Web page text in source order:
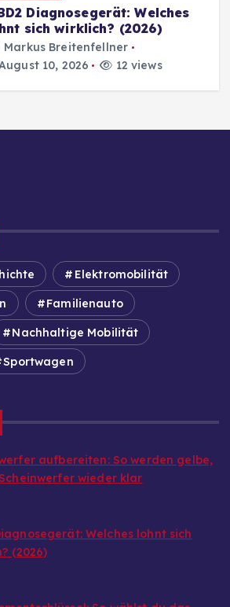
Diagnosegerät: Welches
sich wirklich? (2026)
Markus Breitenfellner
10, 2026
12 views
Elektromobilität
Familienauto
Nachhaltige Mobilität
Sportwagen
aufbereiten: So werden gelbe,
wieder klar
Welches lohnt sich
(2026)